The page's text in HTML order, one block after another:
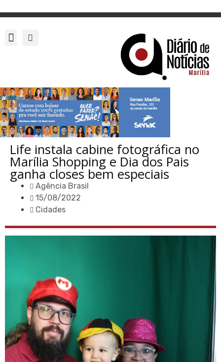
Life instala cabine fotográfica no
Marília Shopping e Dia dos Pais
ganha closes bem especiais
Agência Brasil
15/08/2022
Cidades